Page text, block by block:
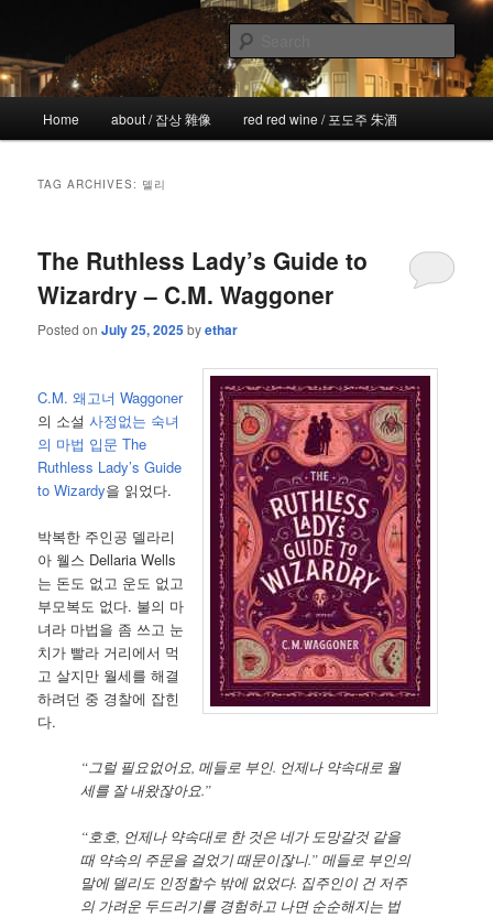
primary
content
secondary
content!wicked
the more I see the less I know
Home about / 잡상 雜像 red red wine / 포도주 朱酒
TAG ARCHIVES: 델리
The Ruthless Lady’s Guide to
Wizardry – C.M. Waggoner
Posted onJuly 25, 2025 byethar
C.M. 왜고너 Waggoner
의 소설사정없는 숙녀
의 마법 입문 The
Ruthless Lady’s Guide
to Wizardy을 읽었다.
박복한 주인공 델라리
아 웰스 Dellaria Wells
는 돈도 없고 운도 없고
부모복도 없다. 불의 마
녀라 마법을 좀 쓰고 눈
치가 빨라 거리에서 먹
고 살지만 월세를 해결
하려던 중 경찰에 잡힌
다.
“그럴 필요없어요, 메들로 부인. 언제나 약속대로 월
세를 잘 내왔잖아요.”
“호호, 언제나 약속대로 한 것은 네가 도망갈것 같을
때 약속의 주문을 걸었기 때문이잖니.” 메들로 부인의
말에 델리도 인정할수 밖에 없었다. 집주인이 건 저주
의 가려운 두드러기를 경험하고 나면 순순해지는 법